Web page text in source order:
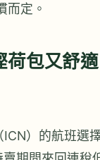
而定。
荷包又舒適
）的航班選